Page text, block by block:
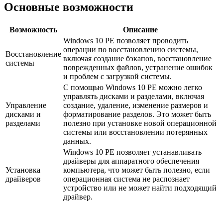
Основные возможности
Возможность Описание
Восстановление
системы
Windows 10 PE позволяет проводить
операции по восстановлению системы,
включая создание бэкапов, восстановление
поврежденных файлов, устранение ошибок
и проблем с загрузкой системы.
Управление
дисками и
разделами
С помощью Windows 10 PE можно легко
управлять дисками и разделами, включая
создание, удаление, изменение размеров и
форматирование разделов. Это может быть
полезно при установке новой операционной
системы или восстановлении потерянных
данных.
Установка
драйверов
Windows 10 PE позволяет устанавливать
драйверы для аппаратного обеспечения
компьютера, что может быть полезно, если
операционная система не распознает
устройство или не может найти подходящий
драйвер.